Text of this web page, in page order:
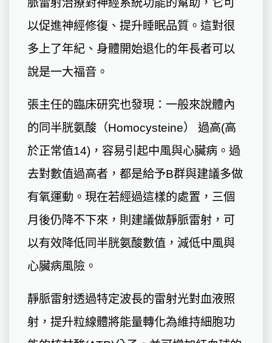
以促進神經修復、提升睡眠品質。這對很
多上了年紀、身體開始退化的年長者可以
說是一大福音。
張主任的臨床研究也發現：一般來說體內
的同半胱氨酸（Homocysteine） 過高(高
於正常值14)，容易引起中風與心臟病。過
去對數值過高者，都是給予B群與建議多做
有氧運動。現在若經過這樣的處置，三個
月後仍降不下來，則建議做靜脈雷射，可
以有效降低同半胱氨酸數值，減低中風與
心臟病風險。
靜脈雷射透過特定波長的雷射光對血液照
射，提升粒線體將能量轉化為維持細胞功